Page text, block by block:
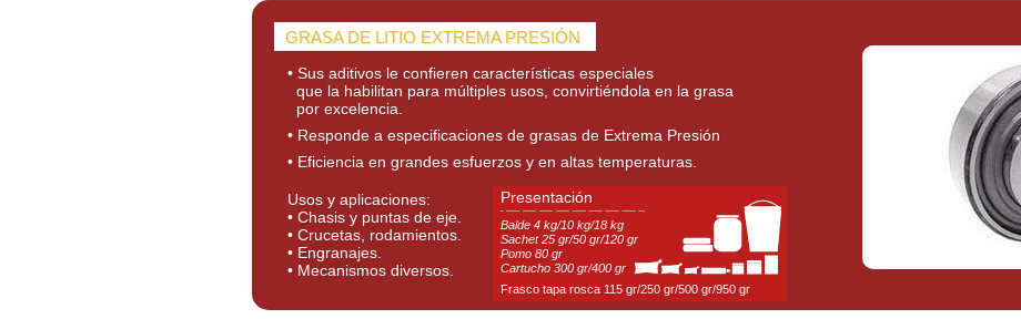
GRASA DE LITIO EXTREMA PRESIÓN
• Sus aditivos le confieren características especiales
que la habilitan para múltiples usos, convirtiéndola en la grasa
por excelencia.
• Responde a especificaciones de grasas de Extrema Presión
• Eficiencia en grandes esfuerzos y en altas temperaturas.
Usos y aplicaciones:
• Chasis y puntas de eje.
• Crucetas, rodamientos.
• Engranajes.
• Mecanismos diversos.
Presentación
Balde 4 kg/10 kg/18 kg
Sachet 25 gr/50 gr/120 gr
Pomo 80 gr
Cartucho 300 gr/400 gr
Frasco tapa rosca 115 gr/250 gr/500 gr/950 gr